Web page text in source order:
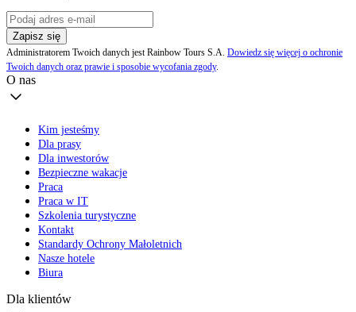
Zapisz się
Administratorem Twoich danych jest Rainbow Tours S.A. Dowiedz się więcej o ochronie
Twoich danych oraz prawie i sposobie wycofania zgody.
O nas
Kim jesteśmy
Dla prasy
Dla inwestorów
Bezpieczne wakacje
Praca
Praca w IT
Szkolenia turystyczne
Kontakt
Standardy Ochrony Małoletnich
Nasze hotele
Biura
Dla klientów